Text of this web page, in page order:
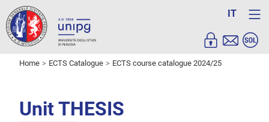
IT
Home ECTS Catalogue ECTS course catalogue 2024/25
Unit THESIS